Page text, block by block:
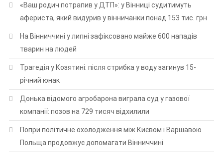
«Ваш родич потрапив у ДТП»: у Вінниці судитимуть
афериста, який видурив у вінничанки понад 153 тис. грн
На Вінниччині у липні зафіксовано майже 600 нападів
тварин на людей
Трагедія у Козятині: після стрибка у воду загинув 15-
річний юнак
Донька відомого агробарона виграла суд у газової
компанії: позов на 729 тисяч відхилили
Попри політичне охолодження між Києвом і Варшавою
Польща продовжує допомагати Вінниччині